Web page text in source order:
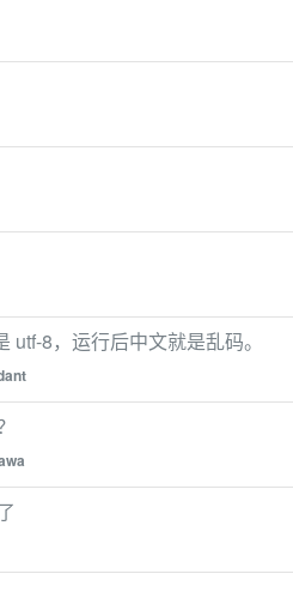
8，运行后中文就是乱码。